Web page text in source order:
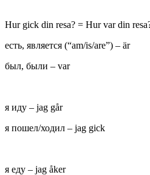
Hur gick din resa? = Hur var din
есть, является (“am/is/are”) – är
был, были – var
я иду – jag går
я пошел/ходил – jag gick
я еду – jag åker